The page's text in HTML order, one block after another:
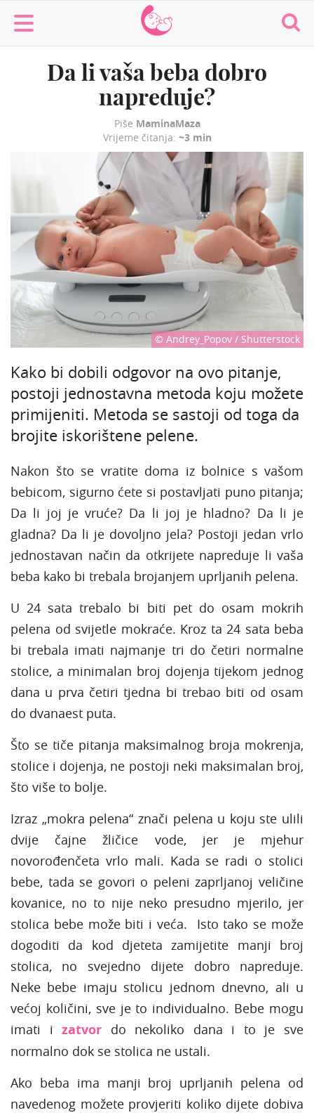
MaminaMaza
Da li vaša beba dobro
napreduje?
Piše MaminaMaza
Vrijeme čitanja: ~3 min
© Andrey_Popov / Shutterstock
Kako bi dobili odgovor na ovo pitanje,
postoji jednostavna metoda koju možete
primijeniti. Metoda se sastoji od toga da
brojite iskorištene pelene.
Nakon što se vratite doma iz bolnice s vašom
bebicom, sigurno ćete si postavljati puno pitanja;
Da li joj je vruće? Da li joj je hladno? Da li je
gladna? Da li je dovoljno jela? Postoji jedan vrlo
jednostavan način da otkrijete napreduje li vaša
beba kako bi trebala brojanjem uprljanih pelena.
U 24 sata trebalo bi biti pet do osam mokrih
pelena od svijetle mokraće. Kroz ta 24 sata beba
bi trebala imati najmanje tri do četiri normalne
stolice, a minimalan broj dojenja tijekom jednog
dana u prva četiri tjedna bi trebao biti od osam
do dvanaest puta.
Što se tiče pitanja maksimalnog broja mokrenja,
stolice i dojenja, ne postoji neki maksimalan broj,
što više to bolje.
Izraz „mokra pelena“ znači pelena u koju ste ulili
dvije čajne žličice vode, jer je mjehur
novorođenčeta vrlo mali. Kada se radi o stolici
bebe, tada se govori o peleni zaprljanoj veličine
kovanice, no to nije neko presudno mjerilo, jer
stolica bebe može biti i veća. Isto tako se može
dogoditi da kod djeteta zamijetite manji broj
stolica, no svejedno dijete dobro napreduje.
Neke bebe imaju stolicu jednom dnevno, ali u
većoj količini, sve je to individualno. Bebe mogu
imati izatvor do nekoliko dana i to je sve
normalno dok se stolica ne ustali.
Ako beba ima manji broj uprljanih pelena od
navedenog možete provjeriti koliko dijete dobiva